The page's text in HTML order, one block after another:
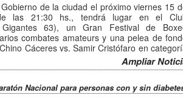
de la ciudad el próximo viernes 15
las 21:30 hs., tendrá lugar en el
63), un Gran Festival de
combates amateurs y una pelea de
Cáceres vs. Samir Cristófaro en
un costo de $ 5000 anticipadas y $ 6000
Ampliar
Nacional para personas con y sin